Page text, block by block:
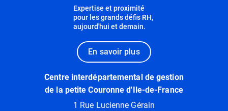
Expertise et proximité
pour les grands défis RH,
aujourd'hui et demain.
En savoir plus
Centre interdépartemental de gestion
de la petite Couronne d'Ile-de-France
1 Rue Lucienne Gérain